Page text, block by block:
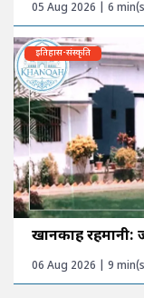
05 Aug 2026 | 6
इतिहास-संस्कृति
खानकाह रहमानी:
06 Aug 2026 | 9